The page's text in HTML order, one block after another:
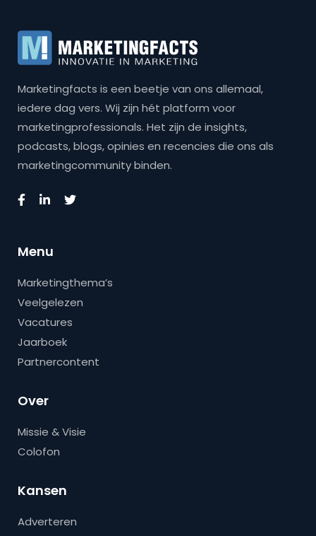
Marketingfacts is een beetje van ons allemaal,
iedere dag vers. Wij zijn hét platform voor
marketingprofessionals. Het zijn de insights,
podcasts, blogs, opinies en recencies die ons als
marketingcommunity binden.
Menu
Marketingthema’s
Veelgelezen
Vacatures
Jaarboek
Partnercontent
Over
Missie & Visie
Colofon
Kansen
Adverteren